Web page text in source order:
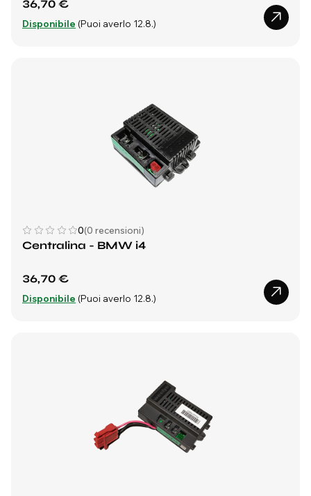
36,70 €
Disponibile (Puoi averlo 12.8.)
0(0 recensioni)
Centralina - BMW i4
36,70 €
Disponibile (Puoi averlo 12.8.)